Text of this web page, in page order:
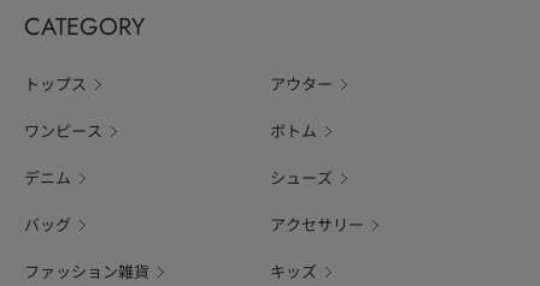
CATEGORY
トップス アウター
ワンピース ボトム
デニム シューズ
バッグ アクセサリー
ファッション雑貨 キッズ